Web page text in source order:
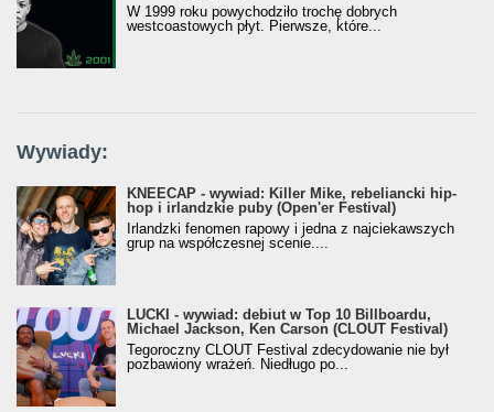
W 1999 roku powychodziło trochę dobrych
westcoastowych płyt. Pierwsze, które...
Wywiady:
KNEECAP - wywiad: Killer Mike, rebeliancki hip-
hop i irlandzkie puby (Open'er Festival)
Irlandzki fenomen rapowy i jedna z najciekawszych
grup na współczesnej scenie....
LUCKI - wywiad: debiut w Top 10 Billboardu,
Michael Jackson, Ken Carson (CLOUT Festival)
Tegoroczny CLOUT Festival zdecydowanie nie był
pozbawiony wrażeń. Niedługo po...